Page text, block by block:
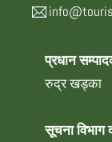
प्रधान
रुद्र खड्का
सूचना विभाग